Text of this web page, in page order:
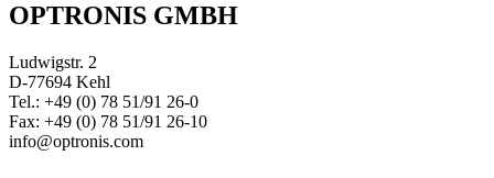
OPTRONIS GMBH
Ludwigstr. 2
D-77694 Kehl
Tel.: +49 (0) 78 51/91 26-0
Fax: +49 (0) 78 51/91 26-10
info@optronis.com